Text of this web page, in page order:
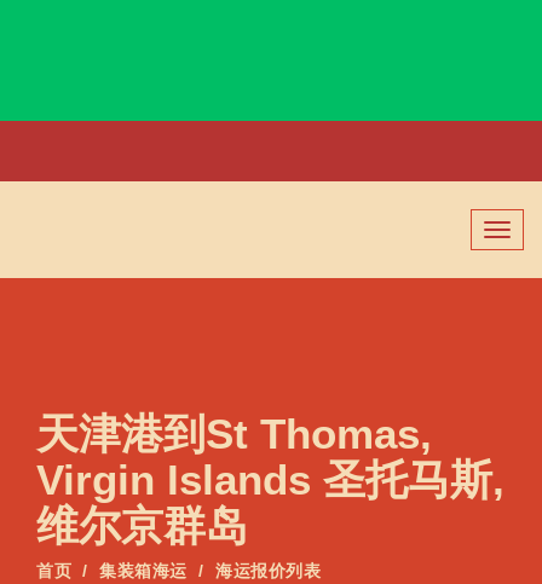
切
换
导
天津港到St Thomas,
Virgin Islands 圣托马斯,
维尔京群岛
首页 集装箱海运
海运报价列表